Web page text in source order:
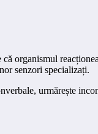
organismul
senzori specializați.
urmărește